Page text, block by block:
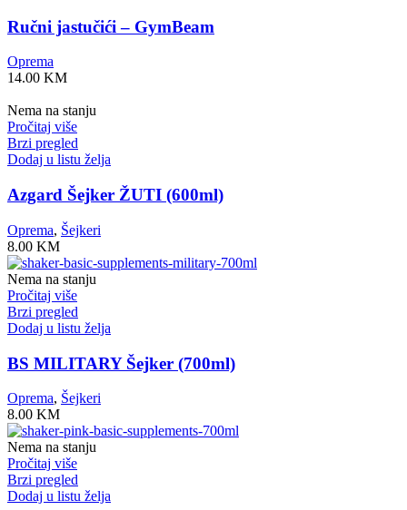
Ručni jastučići – GymBeam
Oprema
14.00 KM
Nema na stanju
Pročitaj više
Brzi pregled
Dodaj u listu želja
Azgard Šejker ŽUTI (600ml)
Oprema, Šejkeri
8.00 KM
Nema na stanju
Pročitaj više
Brzi pregled
Dodaj u listu želja
BS MILITARY Šejker (700ml)
Oprema, Šejkeri
8.00 KM
Nema na stanju
Pročitaj više
Brzi pregled
Dodaj u listu želja